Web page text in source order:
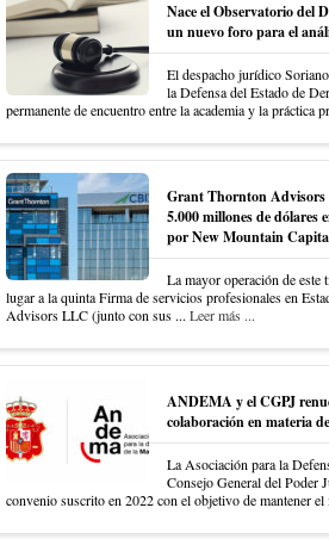
Nace el Observatorio del
un nuevo foro para el
El despacho jurídico
la Defensa del Estado de
permanente de encuentro entre la academia y la práctica
Grant Thornton
5.000 millones de dólares
por New Mountain
La mayor operación de este
lugar a la quinta Firma de servicios profesionales en
Advisors LLC (junto con sus ... Leer más ...
ANDEMA y el CGPJ
colaboración en materia
La Asociación para la
Consejo General del Poder
convenio suscrito en 2022 con el objetivo de mantener el